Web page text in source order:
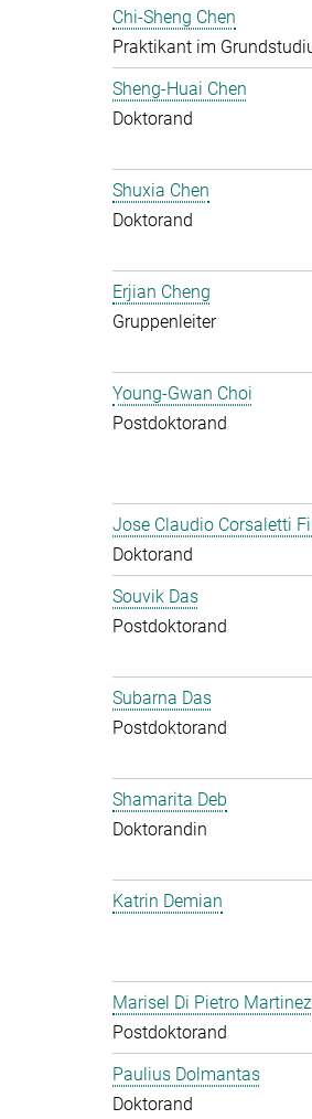
Chi-Sheng Chen
Praktikant im
Sheng-Huai Chen
Doktorand
Shuxia Chen
Doktorand
Erjian Cheng
Gruppenleiter
Young-Gwan Choi
Postdoktorand
Jose Claudio Corsaletti
Doktorand
Souvik Das
Postdoktorand
Subarna Das
Postdoktorand
Shamarita Deb
Doktorandin
Katrin Demian
Marisel Di Pietro Martinez
Postdoktorand
Paulius Dolmantas
Doktorand